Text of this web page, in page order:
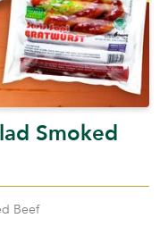
Smoked
Beef